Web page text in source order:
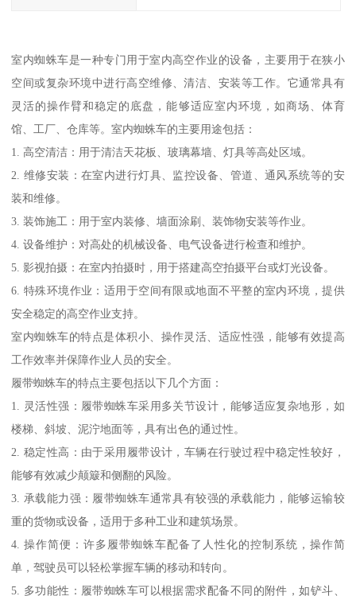
室内蜘蛛车是一种专门用于室内高空作业的设备，主要用于在狭小
空间或复杂环境中进行高空维修、清洁、安装等工作。它通常具有
灵活的操作臂和稳定的底盘，能够适应室内环境，如商场、体育
馆、工厂、仓库等。室内蜘蛛车的主要用途包括：
1. 高空清洁：用于清洁天花板、玻璃幕墙、灯具等高处区域。
2. 维修安装：在室内进行灯具、监控设备、管道、通风系统等的安
装和维修。
3. 装饰施工：用于室内装修、墙面涂刷、装饰物安装等作业。
4. 设备维护：对高处的机械设备、电气设备进行检查和维护。
5. 影视拍摄：在室内拍摄时，用于搭建高空拍摄平台或灯光设备。
6. 特殊环境作业：适用于空间有限或地面不平整的室内环境，提供
安全稳定的高空作业支持。
室内蜘蛛车的特点是体积小、操作灵活、适应性强，能够有效提高
工作效率并保障作业人员的安全。
履带蜘蛛车的特点主要包括以下几个方面：
1. 灵活性强：履带蜘蛛车采用多关节设计，能够适应复杂地形，如
楼梯、斜坡、泥泞地面等，具有出色的通过性。
2. 稳定性高：由于采用履带设计，车辆在行驶过程中稳定性较好，
能够有效减少颠簸和侧翻的风险。
3. 承载能力强：履带蜘蛛车通常具有较强的承载能力，能够运输较
重的货物或设备，适用于多种工业和建筑场景。
4. 操作简便：许多履带蜘蛛车配备了人性化的控制系统，操作简
单，驾驶员可以轻松掌握车辆的移动和转向。
5. 多功能性：履带蜘蛛车可以根据需求配备不同的附件，如铲斗、